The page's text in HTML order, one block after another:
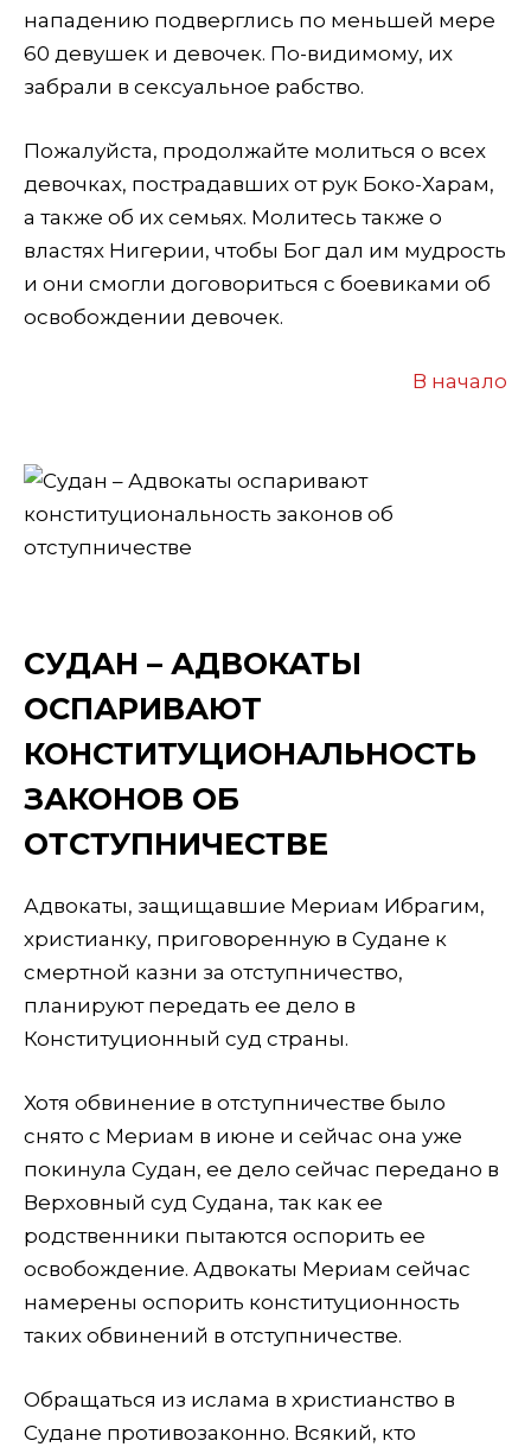
нападению подверглись по меньшей мере
60 девушек и девочек. По-видимому, их
забрали в сексуальное рабство.
Пожалуйста, продолжайте молиться о всех
девочках, пострадавших от рук Боко-Харам,
а также об их семьях. Молитесь также о
властях Нигерии, чтобы Бог дал им мудрость
и они смогли договориться с боевиками об
освобождении девочек.
В начало
СУДАН – АДВОКАТЫ
ОСПАРИВАЮТ
КОНСТИТУЦИОНАЛЬНОСТЬ
ЗАКОНОВ ОБ
ОТСТУПНИЧЕСТВЕ
Адвокаты, защищавшие Мериам Ибрагим,
христианку, приговоренную в Судане к
смертной казни за отступничество,
планируют передать ее дело в
Конституционный суд страны.
Хотя обвинение в отступничестве было
снято с Мериам в июне и сейчас она уже
покинула Судан, ее дело сейчас передано в
Верховный суд Судана, так как ее
родственники пытаются оспорить ее
освобождение. Адвокаты Мериам сейчас
намерены оспорить конституционность
таких обвинений в отступничестве.
Обращаться из ислама в христианство в
Судане противозаконно. Всякий, кто